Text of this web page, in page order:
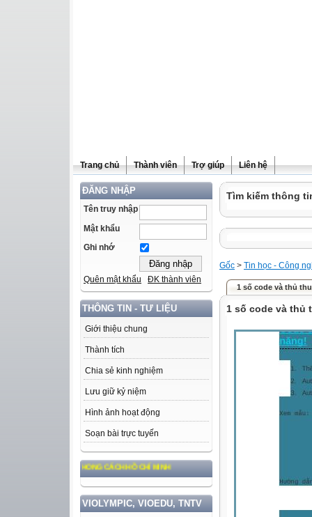
Trang chủ Thành viên Trợ giúp Liên hệ
ĐĂNG NHẬP
Tên truy nhập
Mật khẩu
Ghi nhớ
Quên mật khẩu ĐK thành viên
THÔNG TIN - TƯ LIỆU
Giới thiệu chung
Thành tích
Chia sẻ kinh nghiệm
Lưu giữ kỷ niệm
Hình ảnh hoạt động
Soạn bài trực tuyến
ĐẠO ĐỨC, PHONG CÁCH HỒ CHÍ MINH
VIOLYMPIC, VIOEDU, TNTV
Tìm kiếm thông
Gốc > Tin học - Công
1 số code và thủ
1 số code và thủ